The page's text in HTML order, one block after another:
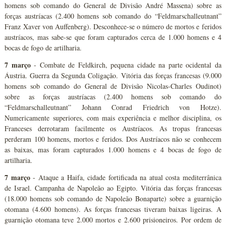
homens sob comando do General de Divisão André Massena) sobre as
forças austríacas (2.400 homens sob comando do “Feldmarschalleutnant”
Franz Xaver von Auffenberg). Desconhece-se o número de mortos e feridos
austríacos, mas sabe-se que foram capturados cerca de 1.000 homens e 4
bocas de fogo de artilharia.
7 março- Combate de Feldkirch, pequena cidade na parte ocidental da
Áustria. Guerra da Segunda Coligação. Vitória das forças francesas (9.000
homens sob comando do General de Divisão Nicolas-Charles Oudinot)
sobre as forças austríacas (2.400 homens sob comando do
“Feldmarschalleutnant” Johann Conrad Friedrich von Hotze).
Numericamente superiores, com mais experiência e melhor disciplina, os
Franceses derrotaram facilmente os Austríacos. As tropas francesas
perderam 100 homens, mortos e feridos. Dos Austríacos não se conhecem
as baixas, mas foram capturados 1.000 homens e 4 bocas de fogo de
artilharia.
7 março- Ataque a Haifa, cidade fortificada na atual costa mediterrânica
de Israel. Campanha de Napoleão ao Egipto. Vitória das forças francesas
(18.000 homens sob comando de Napoleão Bonaparte) sobre a guarnição
otomana (4.600 homens). As forças francesas tiveram baixas ligeiras. A
guarnição otomana teve 2.000 mortos e 2.600 prisioneiros. Por ordem de